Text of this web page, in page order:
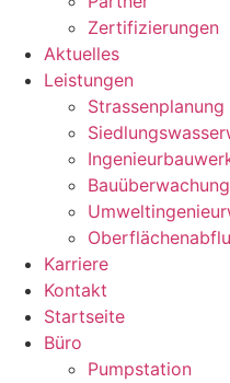
Zertifizierungen
Aktuelles
Leistungen
Strassenplanung
Bauüberwachung
Karriere
Kontakt
Startseite
Büro
Pumpstation